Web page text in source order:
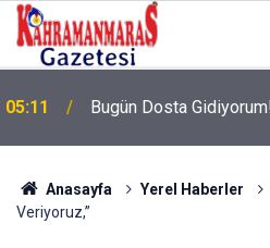
05:11 Bugün Dosta Gidiyorum!
Anasayfa Yerel Haberler
Veriyoruz,”